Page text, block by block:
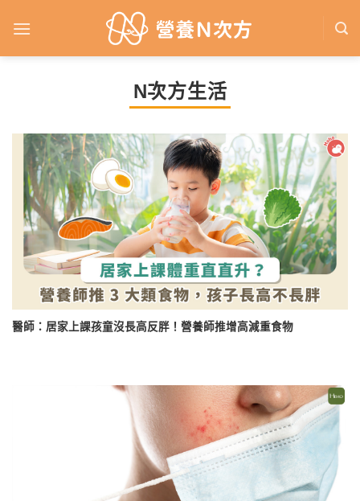
N次方生活
醫師：居家上課孩童沒長高反胖！營養師推增高減重食物